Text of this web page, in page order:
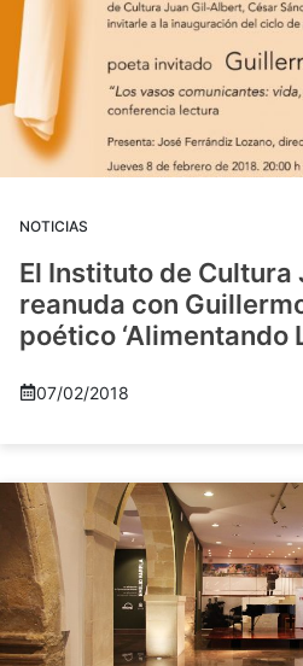
NOTICIAS
El Instituto de
reanuda con
poético ‘Alimentando
07/02/2018